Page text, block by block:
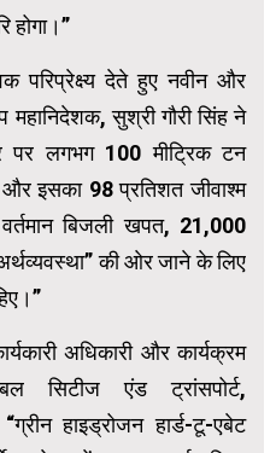
होगा।”
परिप्रेक्ष्य देते हुए नवीन और
महानिदेशक, सुश्री गौरी सिंह ने
पर लगभग 100 मीट्रिक टन
और इसका 98 प्रतिशत जीवाश्म
बिजली खपत, 21,000
की ओर जाने के लिए
अधिकारी और कार्यक्रम
सिटीज एंड ट्रांसपोर्ट,
हाइड्रोजन हार्ड-टू-एबेट